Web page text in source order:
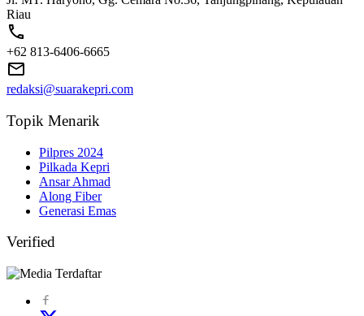
Riau
+62 813-6406-6665
redaksi@suarakepri.com
Topik Menarik
Pilpres 2024
Pilkada Kepri
Ansar Ahmad
Along Fiber
Generasi Emas
Verified